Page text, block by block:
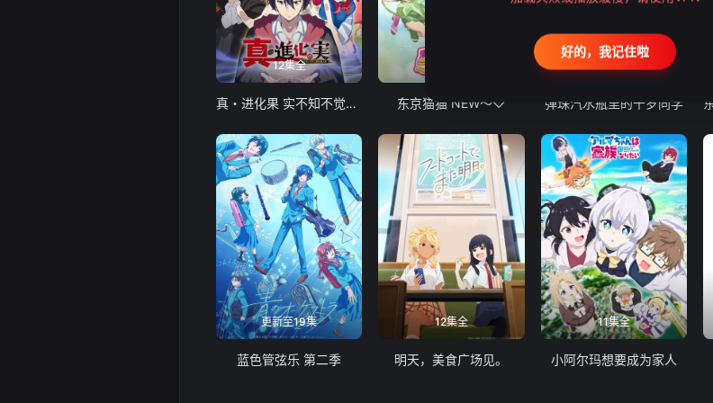
12集全
真・进化果 实不知不觉踏上胜利的人生 东京猫猫 NEW～♡ 弹珠汽水瓶里的千岁同学
更新至19集
蓝色管弦乐 第二季
12集全
明天，美食广场见。
11集全
小阿尔玛想要成为家人
好的，我记住啦